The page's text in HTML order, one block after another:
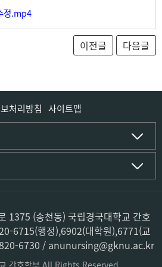
정.mp4
처리방침 사이트맵
전공
1375 (송천동) 국립경국대학교 간호
6715(행정),6902(대학원),6771(교
6730 / anunursing@gknu.ac.kr
간호학부 All Rights Reserved.